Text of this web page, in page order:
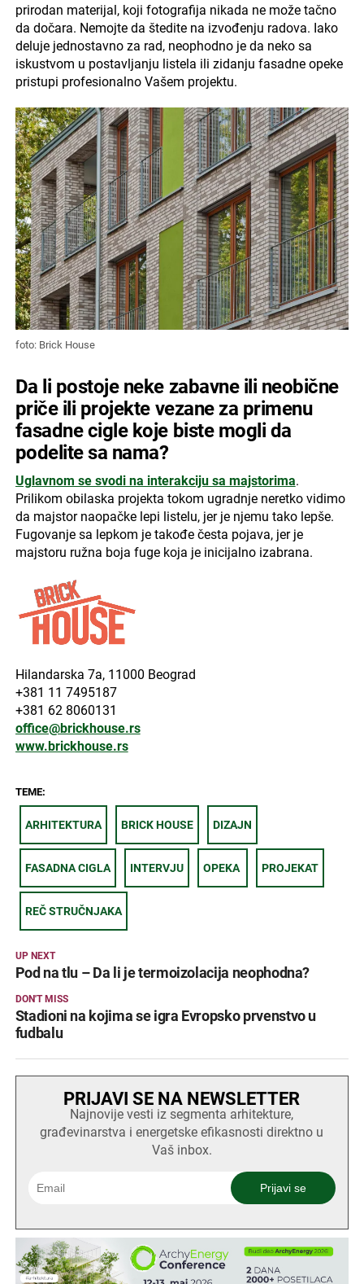
prirodan materijal, koji fotografija nikada ne može tačno
da dočara. Nemojte da štedite na izvođenju radova. Iako
deluje jednostavno za rad, neophodno je da neko sa
iskustvom u postavljanju listela ili zidanju fasadne opeke
pristupi profesionalno Vašem projektu.
foto: Brick House
Da li postoje neke zabavne ili neobične
priče ili projekte vezane za primenu
fasadne cigle koje biste mogli da
podelite sa nama?
Uglavnom se svodi na interakciju sa majstorima.
Prilikom obilaska projekta tokom ugradnje neretko vidimo
da majstor naopačke lepi listelu, jer je njemu tako lepše.
Fugovanje sa lepkom je takođe česta pojava, jer je
majstoru ružna boja fuge koja je inicijalno izabrana.
Hilandarska 7a, 11000 Beograd
+381 11 7495187
+381 62 8060131
office@brickhouse.rs
www.brickhouse.rs
TEME:
ARHITEKTURA BRICK HOUSE DIZAJN
FASADNA CIGLA INTERVJU OPEKA PROJEKAT
REČ STRUČNJAKA
UP NEXT
Pod na tlu – Da li je termoizolacija neophodna?
DON'T MISS
Stadioni na kojima se igra Evropsko prvenstvo u
fudbalu
PRIJAVI SE NA NEWSLETTER
Najnovije vesti iz segmenta arhitekture,
građevinarstva i energetske efikasnosti direktno u
Vaš inbox.